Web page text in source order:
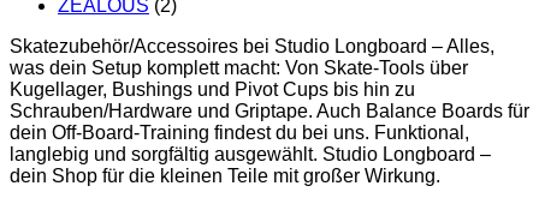
ZEALOUS (2)
Skatezubehör/Accessoires bei Studio Longboard – Alles,
was dein Setup komplett macht: Von Skate-Tools über
Kugellager, Bushings und Pivot Cups bis hin zu
Schrauben/Hardware und Griptape. Auch Balance Boards für
dein Off-Board-Training findest du bei uns. Funktional,
langlebig und sorgfältig ausgewählt. Studio Longboard –
dein Shop für die kleinen Teile mit großer Wirkung.